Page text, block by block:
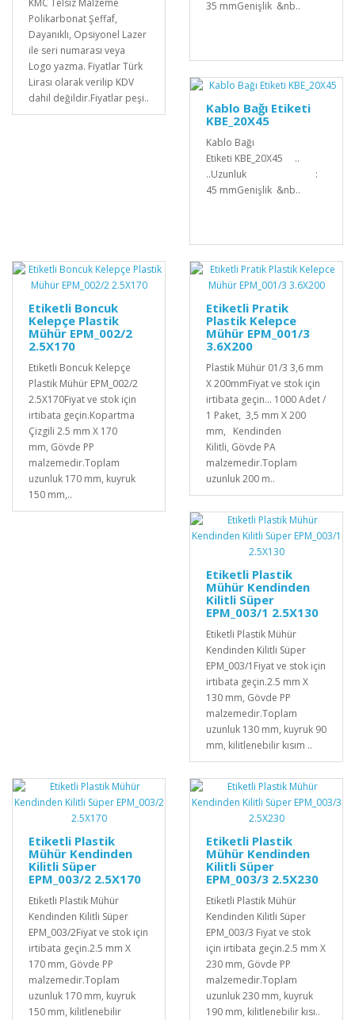
KMC Telsiz Malzeme
Polikarbonat Şeffaf,
Dayanıklı, Opsiyonel Lazer
ile seri numarası veya
Logo yazma. Fiyatlar Türk
Lirası olarak verilip KDV
dahil değildir.Fiyatlar peşi..
35 mmGenişlik &nb..
Kablo Bağı Etiketi
KBE_20X45
Kablo Bağı
Etiketi KBE_20X45 ..
..Uzunluk :
45 mmGenişlik &nb..
Etiketli Boncuk
Kelepçe Plastik
Mühür EPM_002/2
2.5X170
Etiketli Boncuk Kelepçe
Plastik Mühür EPM_002/2
2.5X170Fiyat ve stok için
irtibata geçin.Kopartma
Çizgili 2.5 mm X 170
mm, Gövde PP
malzemedir.Toplam
uzunluk 170 mm, kuyruk
150 mm,..
Etiketli Pratik
Plastik Kelepce
Mühür EPM_001/3
3.6X200
Plastik Mühür 01/3 3,6 mm
X 200mmFiyat ve stok için
irtibata geçin... 1000 Adet /
1 Paket, 3,5 mm X 200
mm, Kendinden
Kilitli, Gövde PA
malzemedir.Toplam
uzunluk 200 m..
Etiketli Plastik
Mühür Kendinden
Kilitli Süper
EPM_003/1 2.5X130
Etiketli Plastik Mühür
Kendinden Kilitli Süper
EPM_003/1Fiyat ve stok için
irtibata geçin.2.5 mm X
130 mm, Gövde PP
malzemedir.Toplam
uzunluk 130 mm, kuyruk 90
mm, kilitlenebilir kısım ..
Etiketli Plastik
Mühür Kendinden
Kilitli Süper
EPM_003/2 2.5X170
Etiketli Plastik Mühür
Kendinden Kilitli Süper
EPM_003/2Fiyat ve stok için
irtibata geçin.2.5 mm X
170 mm, Gövde PP
malzemedir.Toplam
uzunluk 170 mm, kuyruk
150 mm, kilitlenebilir
Etiketli Plastik
Mühür Kendinden
Kilitli Süper
EPM_003/3 2.5X230
Etiketli Plastik Mühür
Kendinden Kilitli Süper
EPM_003/3 Fiyat ve stok
için irtibata geçin.2.5 mm X
230 mm, Gövde PP
malzemedir.Toplam
uzunluk 230 mm, kuyruk
190 mm, kilitlenebilir kısı..